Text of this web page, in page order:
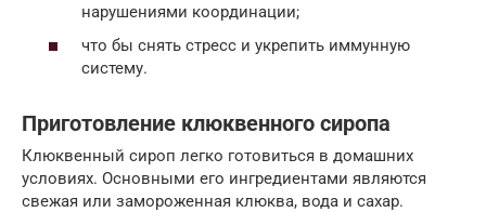
нарушениями координации;
что бы снять стресс и укрепить иммунную
систему.
Приготовление клюквенного сиропа
Клюквенный сироп легко готовиться в домашних
условиях. Основными его ингредиентами являются
свежая или замороженная клюква, вода и сахар.